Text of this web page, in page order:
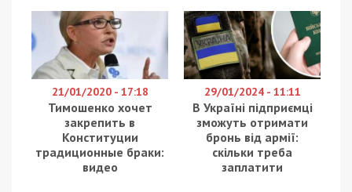
21/01/2020 - 17:18
Тимошенко хочет
закрепить в
Конституции
традиционные браки:
видео
29/01/2024 - 11:11
В Україні підприємці
зможуть отримати
бронь від армії:
скільки треба
заплатити